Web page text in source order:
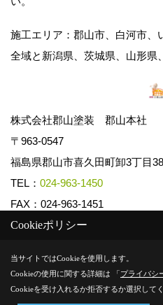
施工エリア：郡山市、白河市、
全域と新潟県、茨城県、山形県
株式会社郡山塗装 郡山本社
〒963-0547
福島県郡山市喜久田町卸3丁目
TEL： 024-963-1450
FAX：024-963-1451
Copyright (c) k-toso. All Rights
Produced byゴデスクリエイト
Cookieポリシー
当サイトではCookieを使用します。
Cookieの使用に関する詳細は 「プライバシ
Cookieを受け入れるか拒否するか選択してく